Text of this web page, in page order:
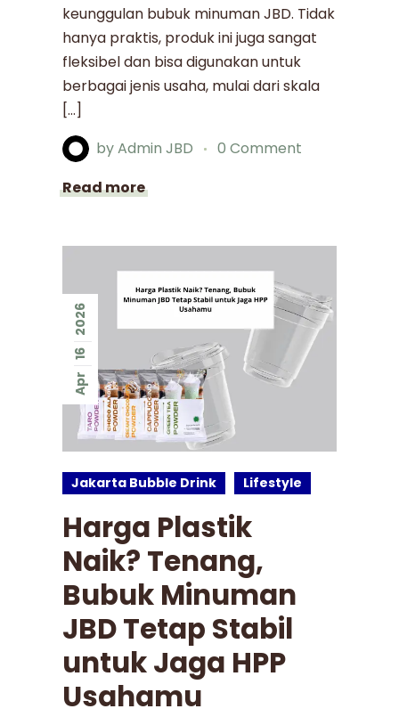
keunggulan bubuk minuman JBD. Tidak
hanya praktis, produk ini juga sangat
fleksibel dan bisa digunakan untuk
berbagai jenis usaha, mulai dari skala
[…]
byAdmin JBD
0 Comment
Read more
Apr
16
2026
Jakarta Bubble Drink Lifestyle
Harga Plastik
Naik? Tenang,
Bubuk Minuman
JBD Tetap Stabil
untuk Jaga HPP
Usahamu